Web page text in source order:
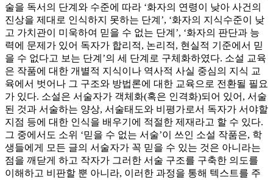
술을 독서의 단계와 수준에 따라 ‘화자의 연령이 낮아 사건의
진상을 제대로 인식하지 못하는 단계’, ‘화자의 지식수준이 낮
고 가치관이 미욱하여 믿을 수 없는 단계’, ‘화자의 판단과 능
력에 문제가 있어 독자가 합리적, 논리적, 현실적 기준에서 믿
을 수 없다고 보는 단계’의 세 단계로 구체화하였다. 소설 교육
은 작품에 대한 개별적 지식이나 역사적 사실 중심의 지식 교
육에서 벗어나 그 구조와 방법론에 대한 교육으로 전환될 필요
가 있다. 소설은 서술자가 객체화(혹은 인격화)되어 있어, 서술
된 것과 서술하는 양상, 서술태도와 비평가로서 독자가 서야할
지점 등에 대한 인식을 배우기에 적절한 제재라고 할 수 있다.
그 중에서도 소위 ‘믿을 수 없는 서술’이 쓰인 소설 작품은, 학
생들에게 모든 글의 서술자가 꼭 믿을 수 있는 것은 아니라는
점을 깨닫게 하고 작자가 그러한 서술 구조를 구축한 의도를
이해하고 비판할 뿐 아니라, 이러한 과정을 통해 텍스트를 주